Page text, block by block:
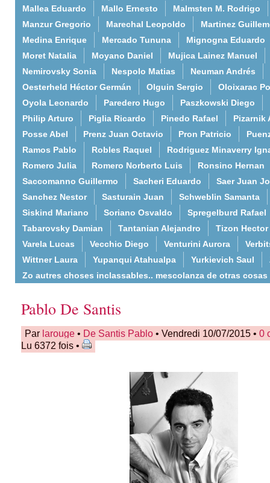
Mallea Eduardo
Mallo Ernesto
Malmsten M. Rodrigo
Manzur Gregorio
Marechal Leopoldo
Martinez
Medina Enrique
Mercado Tununa
Mignogna Eduardo
Moret Natalia
Moyano Daniel
Mujica Lainez Manuel
Nemirovsky Sonia
Nespolo Matias
Neuman Andrés
Oesterheld Héctor Germán
Olguin Sergio
Oloixarac
Oyola Leonardo
Paredero Hugo
Paszkowski Diego
Philip Arturo
Piglia Ricardo Pinedo Rafael
Pizarnik
Posse Abel
Prenz Juan Octavio Pron Patricio
Ramos Pablo
Robles Raquel
Rodriguez Minaverry
Romero Julia
Romero Norberto Luis
Ronsino Hernan
Saccomanno Guillermo
Sacheri Eduardo
Saer Juan
Sanchez Nestor
Sasturain Juan
Schweblin Samanta
Siskind Mariano
Soriano Osvaldo
Spregelburd Rafael
Tabarovsky Damian
Tantanian Alejandro
Tizon Hector
Varela Lucas
Vecchio Diego Venturini Aurora
Wittner Laura
Yupanqui Atahualpa Yurkievich Saul
Zo autres choses inclassables.. mescolanza de otras cosas
Pablo De Santis
Par larouge • De Santis Pablo • Vendredi 10/07/2015 • 0
Lu 6372 fois •